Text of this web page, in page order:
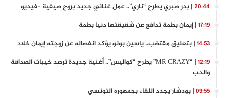
20:44 | بدر صبري يطرح “ناري”.. عمل غنائي جديد بروح صيفية -فيديو
17:19 | إيمان بطمة تدافع عن شقيقتها دنيا بطمة
14:53 | بتعليق مقتضب.. ياسين بونو يؤكد انفصاله عن زوجته إيمان خلاد
12:19
| “MR CRAZY” يطرح “كواليس”.. أغنية جديدة ترصد خيبات الصداقة
والحب
09:55 | بودشار يجدد اللقاء بجمهوره التونسي